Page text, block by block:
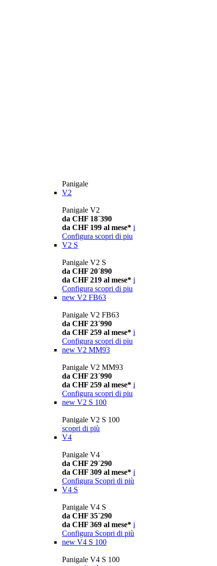
Panigale
V2
Panigale V2
da CHF 18´390
da CHF 199 al mese* i
Configura scopri di piu
V2 S
Panigale V2 S
da CHF 20´890
da CHF 219 al mese* i
Configura scopri di piu
new V2 FB63
Panigale V2 FB63
da CHF 23´990
da CHF 259 al mese* i
Configura scopri di piu
new V2 MM93
Panigale V2 MM93
da CHF 23´990
da CHF 259 al mese* i
Configura scopri di piu
new V2 S 100
Panigale V2 S 100
scopri di più
V4
Panigale V4
da CHF 29´290
da CHF 309 al mese* i
Configura Scopri di più
V4 S
Panigale V4 S
da CHF 35´290
da CHF 369 al mese* i
Configura Scopri di più
new V4 S 100
Panigale V4 S 100